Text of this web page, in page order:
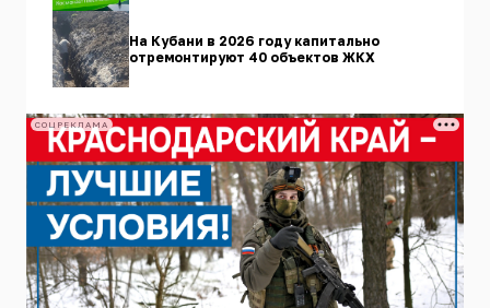
На Кубани в 2026 году капитально
отремонтируют 40 объектов ЖКХ
СОЦРЕКЛАМА